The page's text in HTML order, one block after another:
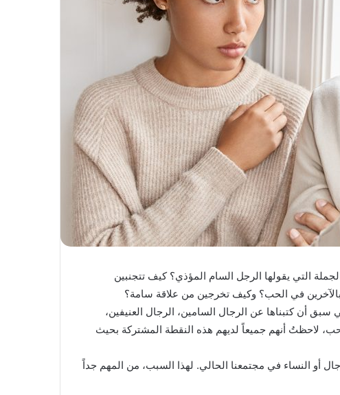
التي يقولها الرجل السام المؤذي؟ كيف تتجنبين
بالآخرين في الحب؟ وكيف تخرجين من علاقة سامة؟
سبق أن كتبناها عن الرجال السامين، الرجال العنيفين،
لاحظتُ أنهم جميعاً لديهم هذه النقطة المشتركة بحيث
أو النساء في مجتمعنا الحالي. لهذا السبب، من المهم جداً